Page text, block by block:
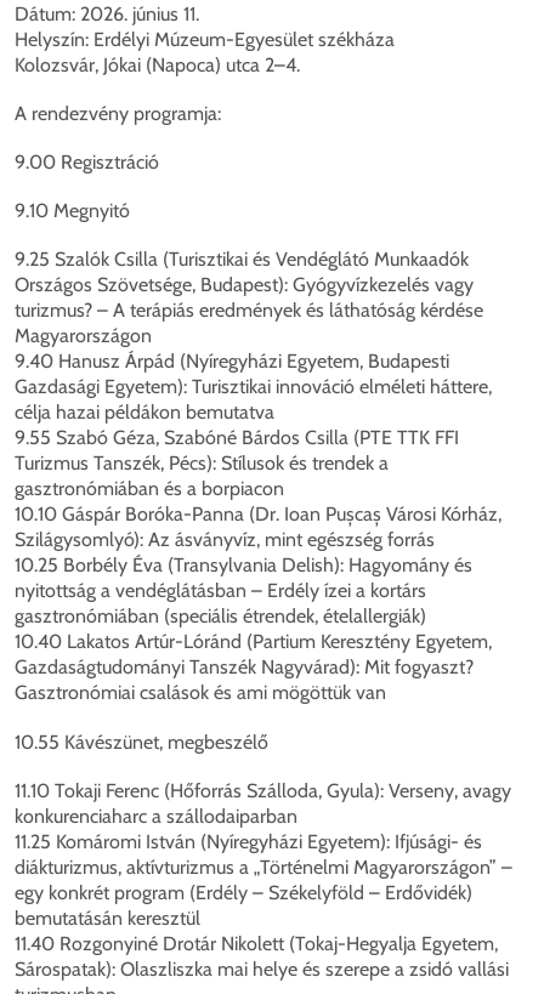
Dátum: 2026. június 11.
Helyszín: Erdélyi Múzeum-Egyesület székháza
Kolozsvár, Jókai (Napoca) utca 2–4.
A rendezvény programja:
9.00 Regisztráció
9.10 Megnyitó
9.25 Szalók Csilla (Turisztikai és Vendéglátó Munkaadók
Országos Szövetsége, Budapest): Gyógyvízkezelés vagy
turizmus? – A terápiás eredmények és láthatóság kérdése
Magyarországon
9.40 Hanusz Árpád (Nyíregyházi Egyetem, Budapesti
Gazdasági Egyetem): Turisztikai innováció elméleti háttere,
célja hazai példákon bemutatva
9.55 Szabó Géza, Szabóné Bárdos Csilla (PTE TTK FFI
Turizmus Tanszék, Pécs): Stílusok és trendek a
gasztronómiában és a borpiacon
10.10 Gáspár Boróka-Panna (Dr. Ioan Pușcaș Városi Kórház,
Szilágysomlyó): Az ásványvíz, mint egészség forrás
10.25 Borbély Éva (Transylvania Delish): Hagyomány és
nyitottság a vendéglátásban – Erdély ízei a kortárs
gasztronómiában (speciális étrendek, ételallergiák)
10.40 Lakatos Artúr-Lóránd (Partium Keresztény Egyetem,
Gazdaságtudományi Tanszék Nagyvárad): Mit fogyaszt?
Gasztronómiai csalások és ami mögöttük van
10.55 Kávészünet, megbeszélő
11.10 Tokaji Ferenc (Hőforrás Szálloda, Gyula): Verseny, avagy
konkurenciaharc a szállodaiparban
11.25 Komáromi István (Nyíregyházi Egyetem): Ifjúsági- és
diákturizmus, aktívturizmus a „Történelmi Magyarországon” –
egy konkrét program (Erdély – Székelyföld – Erdővidék)
bemutatásán keresztül
11.40 Rozgonyiné Drotár Nikolett (Tokaj-Hegyalja Egyetem,
Sárospatak): Olaszliszka mai helye és szerepe a zsidó vallási